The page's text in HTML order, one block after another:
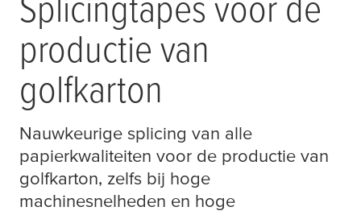
productie van
golfkarton
Nauwkeurige splicing van alle
papierkwaliteiten voor de productie van
golfkarton, zelfs bij hoge
machinesnelheden en hoge